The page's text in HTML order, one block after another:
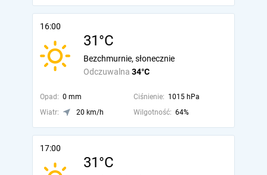
16:00
31°C
Odczuwalna 34°C
Bezchmurnie, słonecznie
Opad: 0 mm Ciśnienie: 1015 hPa
Wiatr:
20 km/h Wilgotność: 64%
17:00
31°C